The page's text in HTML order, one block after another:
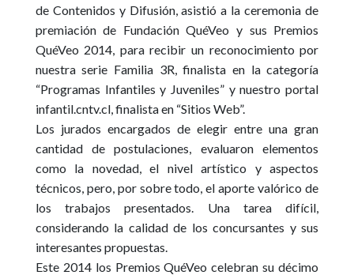
de Contenidos y Difusión, asistió a la ceremonia de
premiación de Fundación QuéVeo y sus Premios
QuéVeo 2014, para recibir un reconocimiento por
nuestra serie ‪ Familia 3R, finalista en la categoría
“Programas Infantiles y Juveniles” y nuestro portal
infantil.cntv.cl, finalista en “Sitios Web”.
Los jurados encargados de elegir entre una gran
cantidad de postulaciones, evaluaron elementos
como la novedad, el nivel artístico y aspectos
técnicos, pero, por sobre todo, el aporte valórico de
los trabajos presentados. Una tarea difícil,
considerando la calidad de los concursantes y sus
interesantes propuestas.
Este 2014 los Premios QuéVeo celebran su décimo